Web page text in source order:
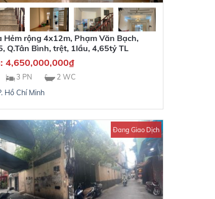
Hẻm rộng 4x12m, Phạm Văn Bạch,
Q.Tân Bình, trệt, 1lầu, 4,65tỷ TL
4,650,000,000₫
3 PN
2 WC
Hồ Chí Minh
Đang Giao Dịch